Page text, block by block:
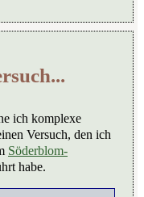
ich komplexe
Versuch, den ich
Söderblom-
habe.